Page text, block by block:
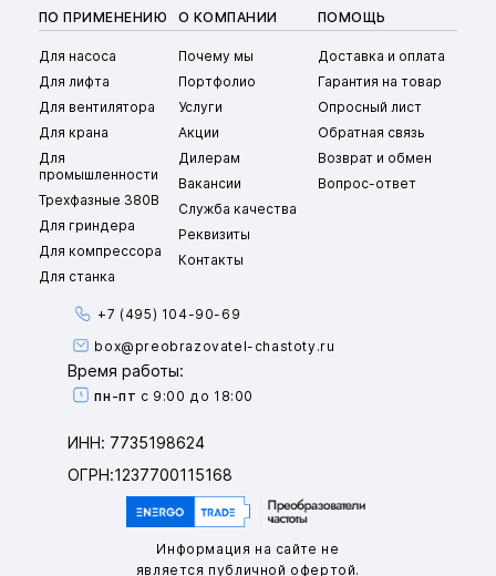
ПО ПРИМЕНЕНИЮ
Для насоса
Для лифта
Для вентилятора
Для крана
Для
промышленности
Трехфазные 380В
Для гриндера
Для компрессора
Для станка
О КОМПАНИИ
Почему мы
Портфолио
Услуги
Акции
Дилерам
Вакансии
Служба качества
Реквизиты
Контакты
ПОМОЩЬ
Доставка и оплата
Гарантия на товар
Опросный лист
Обратная связь
Возврат и обмен
Вопрос-ответ
+7 (495) 104-90-69
box@preobrazovatel-chastoty.ru
Время работы:
пн-пт с 9:00 до 18:00
ИНН: 7735198624
ОГРН:1237700115168
Информация на сайте не
является публичной офертой.